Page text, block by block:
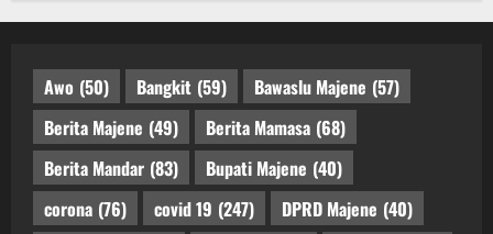
Awo (50) Bangkit (59) Bawaslu Majene (57)
Berita Majene (49) Berita Mamasa (68)
Berita Mandar (83) Bupati Majene (40)
corona (76) covid 19 (247) DPRD Majene (40)